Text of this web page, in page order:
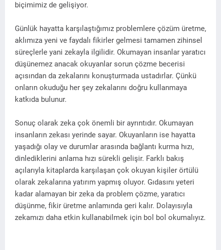
biçimimiz de gelişiyor.
Günlük hayatta karşılaştığımız problemlere çözüm üretme,
aklımıza yeni ve faydalı fikirler gelmesi tamamen zihinsel
süreçlerle yani zekayla ilgilidir. Okumayan insanlar yaratıcı
düşünemez anacak okuyanlar sorun çözme becerisi
açısından da zekalarını konuşturmada ustadırlar. Çünkü
onların okuduğu her şey zekalarını doğru kullanmaya
katkıda bulunur.
Sonuç olarak zeka çok önemli bir ayrıntıdır. Okumayan
insanların zekası yerinde sayar. Okuyanların ise hayatta
yaşadığı olay ve durumlar arasında bağlantı kurma hızı,
dinlediklerini anlama hızı sürekli gelişir. Farklı bakış
açılarıyla kitaplarda karşılaşan çok okuyan kişiler örtülü
olarak zekalarına yatırım yapmış oluyor. Gıdasını yeteri
kadar alamayan bir zeka da problem çözme, yaratıcı
düşünme, fikir üretme anlamında geri kalır. Dolayısıyla
zekamızı daha etkin kullanabilmek için bol bol okumalıyız.